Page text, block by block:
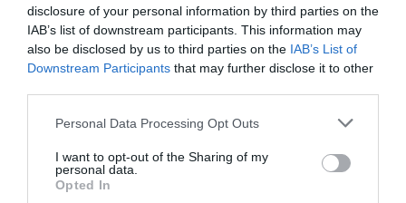
disclosure of your personal information by third parties on the
IAB’s list of downstream participants. This information may
also be disclosed by us to third parties on the IAB’s List of
Downstream Participants that may further disclose it to other
Please note that this website/app uses one or more Google
not limited to your visit or usage behaviour. You may click to
grant or deny consent to Google and its third-party tags to
use your data for below specified purposes in below Google
Personal Data Processing Opt Outs
I want to opt-out of the Sharing of my
personal data.
Opted In
Γ.Βρεττάκος στο pagenews.gr: «Το ΠΑΣΟΚ μπλοκάρει τη
Συνταγματική Αναθεώρηση και φορτώνει ευθύνες στη